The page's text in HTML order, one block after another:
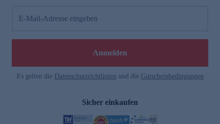
E-Mail-Adresse eingeben
Anmelden
Es gelten die Datenschutzrichtlinien und die Gutscheinbedingungen
Sicher einkaufen